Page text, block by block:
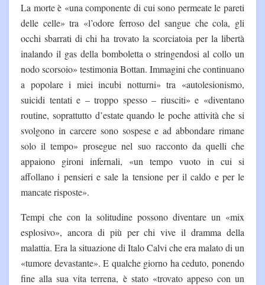
La morte è «una componente di cui sono permeate le pareti
delle celle» tra «l’odore ferroso del sangue che cola, gli
occhi sbarrati di chi ha trovato la scorciatoia per la libertà
inalando il gas della bomboletta o stringendosi al collo un
nodo scorsoio» testimonia Bottan. Immagini che continuano
a popolare i miei incubi notturni» tra «autolesionismo,
suicidi tentati e – troppo spesso – riusciti» e «diventano
routine, soprattutto d’estate quando le poche attività che si
svolgono in carcere sono sospese e ad abbondare rimane
solo il tempo» prosegue nel suo racconto da quelli che
appaiono gironi infernali, «un tempo vuoto in cui si
affollano i pensieri e sale la tensione per il caldo e per le
mancate risposte».
Tempi che con la solitudine possono diventare un «mix
esplosivo», ancora di più per chi vive il dramma della
malattia. Era la situazione di Italo Calvi che era malato di un
«tumore devastante». E qualche giorno ha ceduto, ponendo
fine alla sua vita terrena, è stato «trovato appeso con un